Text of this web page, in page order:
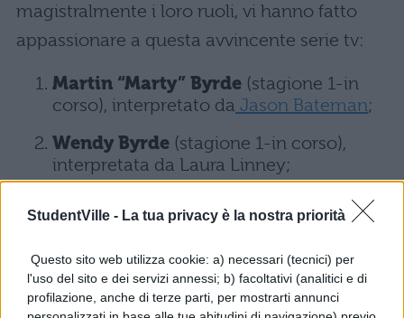
StudentVille - La tua privacy è la nostra priorità
Questo sito web utilizza cookie: a) necessari (tecnici) per
l'uso del sito e dei servizi annessi; b) facoltativi (analitici e di
profilazione, anche di terze parti, per mostrarti annunci
magistralmente i loro ruoli, vi hanno fatto
appassionare a questa avvincente serie tv:
Martin “Marty” Byrde (stagione 1-in
corso), interpretato da Jason Bateman;
Wendy Byrde (stagione 1-in corso),
interpretata da Laura Linney;
(stagione 1-in corso),
interpretata daSofia Hublitz;
Jonah Byrde(stagione 1-in corso),
interpretato da Skylar Gaertner;